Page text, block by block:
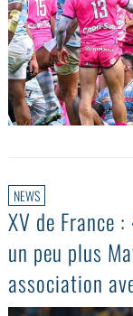
NEWS
XV de France
un peu plus
association